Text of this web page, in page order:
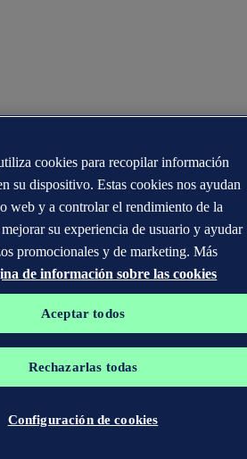
cookies para recopilar información
su dispositivo. Estas cookies nos ayudan
web y a controlar el rendimiento de la
su experiencia de usuario y ayudar
promocionales y de marketing. Más
de información sobre las cookies
Aceptar todos
Rechazarlas todas
Configuración de cookies